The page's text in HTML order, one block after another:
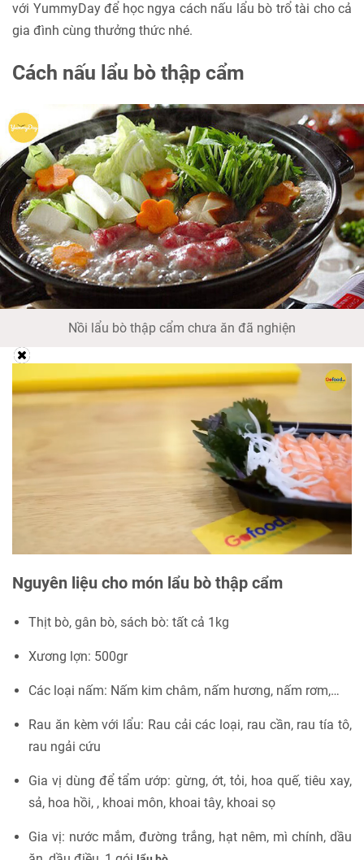
với YummyDay để học ngya cách nấu lẩu bò trổ tài cho cả
gia đình cùng thưởng thức nhé.
Cách nấu lẩu bò thập cẩm
Nồi lẩu bò thập cẩm chưa ăn đã nghiện
Nguyên liệu cho món lẩu bò thập cẩm
Thịt bò, gân bò, sách bò: tất cả 1kg
Xương lợn: 500gr
Các loại nấm: Nấm kim châm, nấm hương, nấm rơm,…
Rau ăn kèm với lẩu: Rau cải các loại, rau cần, rau tía tô,
rau ngải cứu
Gia vị dùng để tẩm ướp: gừng, ớt, tỏi, hoa quế, tiêu xay,
sả, hoa hồi, , khoai môn, khoai tây, khoai sọ
Gia vị: nước mắm, đường trắng, hạt nêm, mì chính, dầu